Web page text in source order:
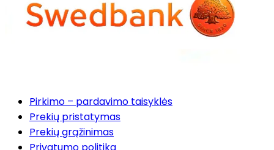
Pirkimo – pardavimo taisyklės
Prekių pristatymas
Prekių grąžinimas